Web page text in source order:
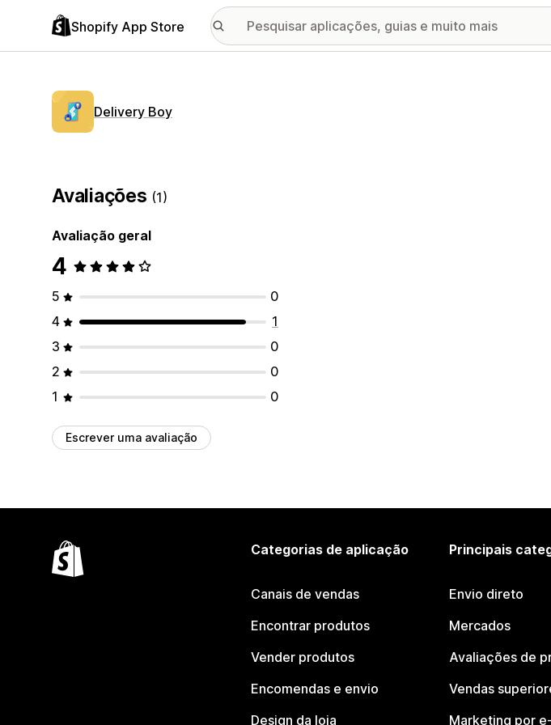
Shopify App Store
Delivery Boy
Avaliações (1)
Avaliação geral
4
5
0
4
1
3
0
2
0
1
0
Escrever uma avaliação
Categorias de aplicação
Canais de vendas
Encontrar produtos
Vender produtos
Encomendas e envio
Design da loja
Principais
Envio direto
Mercados
Avaliações de
Vendas
Marketing por